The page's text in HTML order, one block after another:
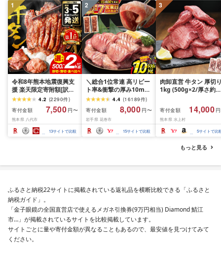
1
令和8年熊本地震復興支
援 楽天限定寄附額[訳あ
り]牛タン 500g〜2kg 肉
牛肉 訳あり 牛タン 冷凍
小分け 厚切り 薄切り 食
べ比べ 500g 1kg 1.5kg
2kg 牛 人気 ビーフ 牛た
ん ふるさと納税 ランキ
4.2 (2290件)
寄付金額
7,500 円〜
熊本県 八代市
13サイトで比較
2
＼総合1位常連 高リピー
ト率&衝撃の厚み10mm
厚切り牛タン 塩味/ ≪ス
ピード発送!!10営業日以
内発送≫ 選べる内容量
500g / 1kg 定期便 毎月
届く 牛肉 肉 BBQ ふるさ
と 人気 ランキング 岩手
4.4 (16189件)
寄付金額
8,000 円〜
岩手県 花巻市
15サイトで比較
3
肉卸直営 牛タン 厚切
1kg (500g×2/厚さ約
牛肉 焼肉 冷凍 スライ
業務用 バーベキュー
BBQ おつまみ ギフト
祝い お中元 夏ギフト
寄付金額 14,000
熊本県 水上村
5サイトで比
もっと見る
ふるさと納税22サイトに掲載されている返礼品を横断比較できる「ふるさと
納税ガイド」。
「金子眼鏡の全国直営店で使えるメガネ引換券(9万円相当) Diamond 鯖江
市…」が掲載されているサイトを比較掲載しています。
サイトごとに量や寄付金額が異なることもあるので、最安値を見つけてみて
ください。